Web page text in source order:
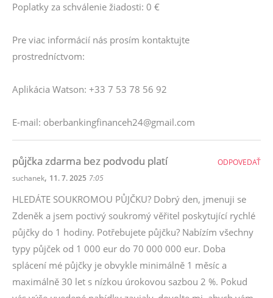
Poplatky za schválenie žiadosti: 0 €
Pre viac informácií nás prosím kontaktujte
prostredníctvom:
Aplikácia Watson: +33 7 53 78 56 92
E-mail: oberbankingfinanceh24@gmail.com
půjčka zdarma bez podvodu platí
suchanek, 11. 7. 2025 7:05
HLEDÁTE SOUKROMOU PŮJČKU? Dobrý den, jmenuji se
Zdeněk a jsem poctivý soukromý věřitel poskytující rychlé
půjčky do 1 hodiny. Potřebujete půjčku? Nabízím všechny
typy půjček od 1 000 eur do 70 000 000 eur. Doba
splácení mé půjčky je obvykle minimálně 1 měsíc a
maximálně 30 let s nízkou úrokovou sazbou 2 %. Pokud
ODPOVEDAŤ